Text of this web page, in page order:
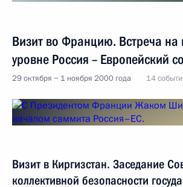
Визит во Францию. Встреча
уровне Россия – Европейский
29 октября − 1 ноября 2000 года 14
Визит в Киргизстан. Заседание
коллективной безопасности